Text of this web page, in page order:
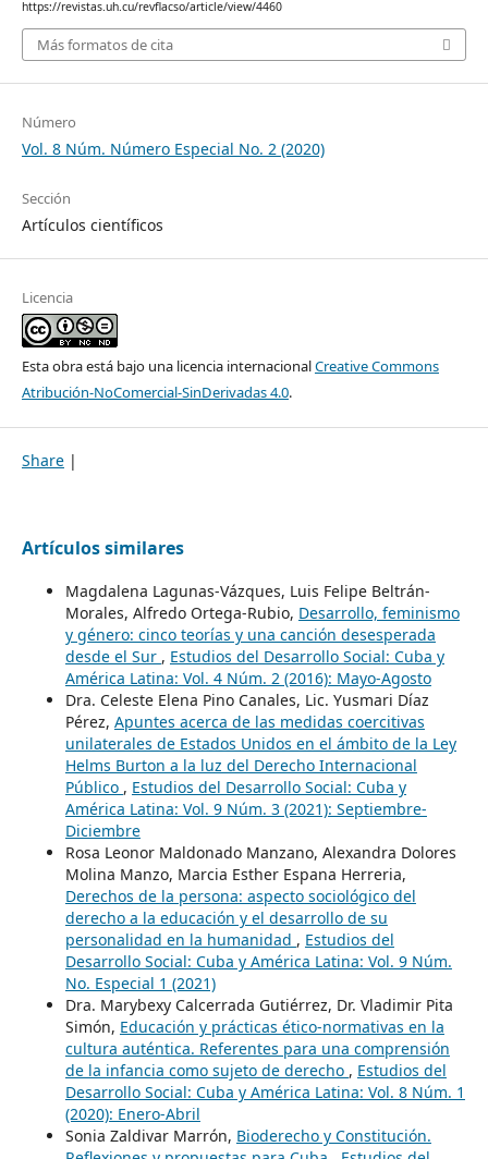
https://revistas.uh.cu/revflacso/article/view/4460
Más formatos de cita
Número
Vol. 8 Núm. Número Especial No. 2 (2020)
Sección
Artículos científicos
Licencia
Esta obra está bajo una licencia internacionalCreative Commons
Atribución-NoComercial-SinDerivadas 4.0.
Share |
Artículos similares
Magdalena Lagunas-Vázques, Luis Felipe Beltrán-
Morales, Alfredo Ortega-Rubio, Desarrollo, feminismo
y género: cinco teorías y una canción desesperada
desde el Sur , Estudios del Desarrollo Social: Cuba y
América Latina: Vol. 4 Núm. 2 (2016): Mayo-Agosto
Dra. Celeste Elena Pino Canales, Lic. Yusmari Díaz
Pérez, Apuntes acerca de las medidas coercitivas
unilaterales de Estados Unidos en el ámbito de la Ley
Helms Burton a la luz del Derecho Internacional
Público , Estudios del Desarrollo Social: Cuba y
América Latina: Vol. 9 Núm. 3 (2021): Septiembre-
Diciembre
Rosa Leonor Maldonado Manzano, Alexandra Dolores
Molina Manzo, Marcia Esther Espana Herreria,
Derechos de la persona: aspecto sociológico del
derecho a la educación y el desarrollo de su
personalidad en la humanidad , Estudios del
Desarrollo Social: Cuba y América Latina: Vol. 9 Núm.
No. Especial 1 (2021)
Dra. Marybexy Calcerrada Gutiérrez, Dr. Vladimir Pita
Simón, Educación y prácticas ético-normativas en la
cultura auténtica. Referentes para una comprensión
de la infancia como sujeto de derecho , Estudios del
Desarrollo Social: Cuba y América Latina: Vol. 8 Núm. 1
(2020): Enero-Abril
Sonia Zaldivar Marrón, Bioderecho y Constitución.